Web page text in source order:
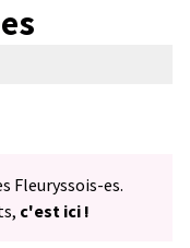
Fleuryssois-es.
c'est ici !